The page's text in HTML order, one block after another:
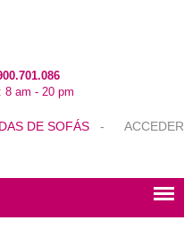
8 am - 20 pm
DE SOFÁS - ACCEDER